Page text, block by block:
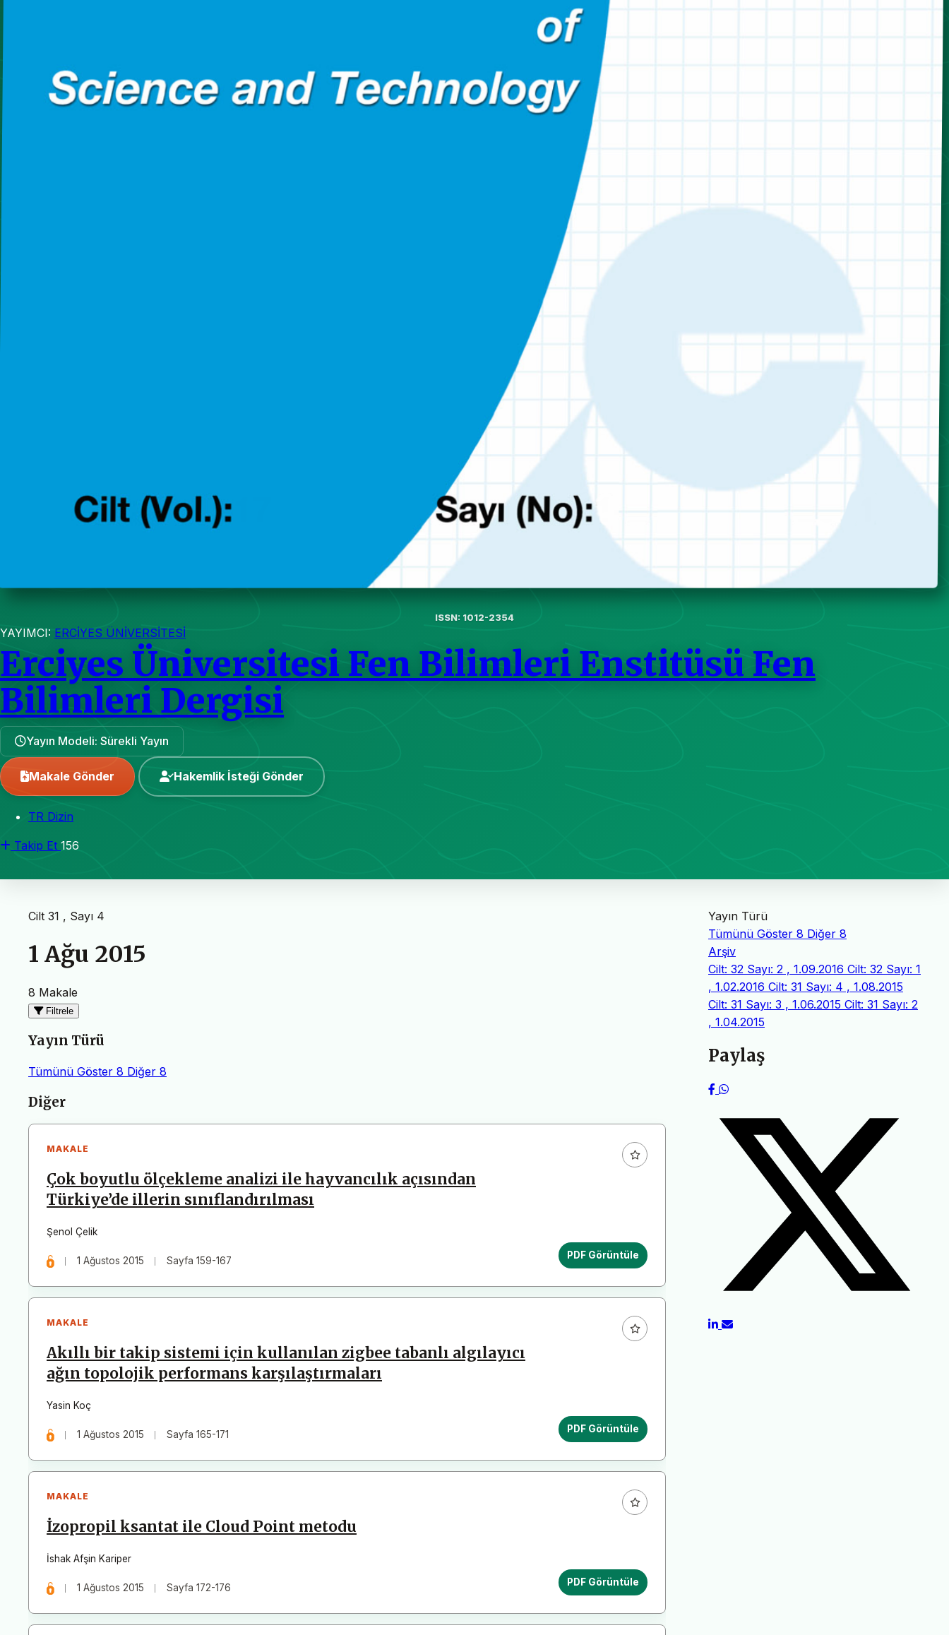
ISSN: 1012-2354
YAYIMCI: ERCİYES ÜNİVERSİTESİ
Erciyes Üniversitesi Fen Bilimleri Enstitüsü Fen
Bilimleri Dergisi
Yayın Modeli: Sürekli Yayın
Makale Gönder Hakemlik İsteği Gönder
TR Dizin
Takip Et 156
Cilt 31 , Sayı 4
1 Ağu 2015
8 Makale
Filtrele
Yayın Türü
Tümünü Göster 8 Diğer 8
Makaleler
Diğer
MAKALE
Çok boyutlu ölçekleme analizi ile hayvancılık açısından
Türkiye’de illerin sınıflandırılması
Şenol Çelik
1 Ağustos 2015 Sayfa 159-167 PDF Görüntüle
MAKALE
Akıllı bir takip sistemi için kullanılan zigbee tabanlı algılayıcı
ağın topolojik performans karşılaştırmaları
Yasin Koç
1 Ağustos 2015 Sayfa 165-171 PDF Görüntüle
MAKALE
İzopropil ksantat ile Cloud Point metodu
İshak Afşin Kariper
1 Ağustos 2015 Sayfa 172-176 PDF Görüntüle
Yayın Türü
Tümünü Göster 8 Diğer 8
Arşiv
Cilt: 32 Sayı: 2 , 1.09.2016 Cilt: 32 Sayı: 1
, 1.02.2016 Cilt: 31 Sayı: 4 , 1.08.2015
Cilt: 31 Sayı: 3 , 1.06.2015 Cilt: 31 Sayı: 2
, 1.04.2015
Paylaş